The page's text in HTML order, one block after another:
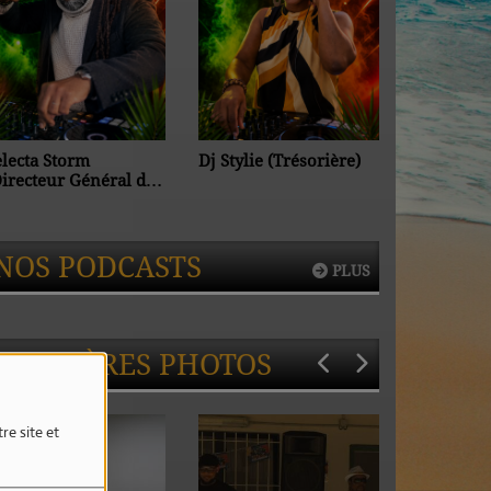
site et
Storm
Général de
Dj Stylie (Trésorière) Dj
PLUS
PODCASTS
PHOTOS